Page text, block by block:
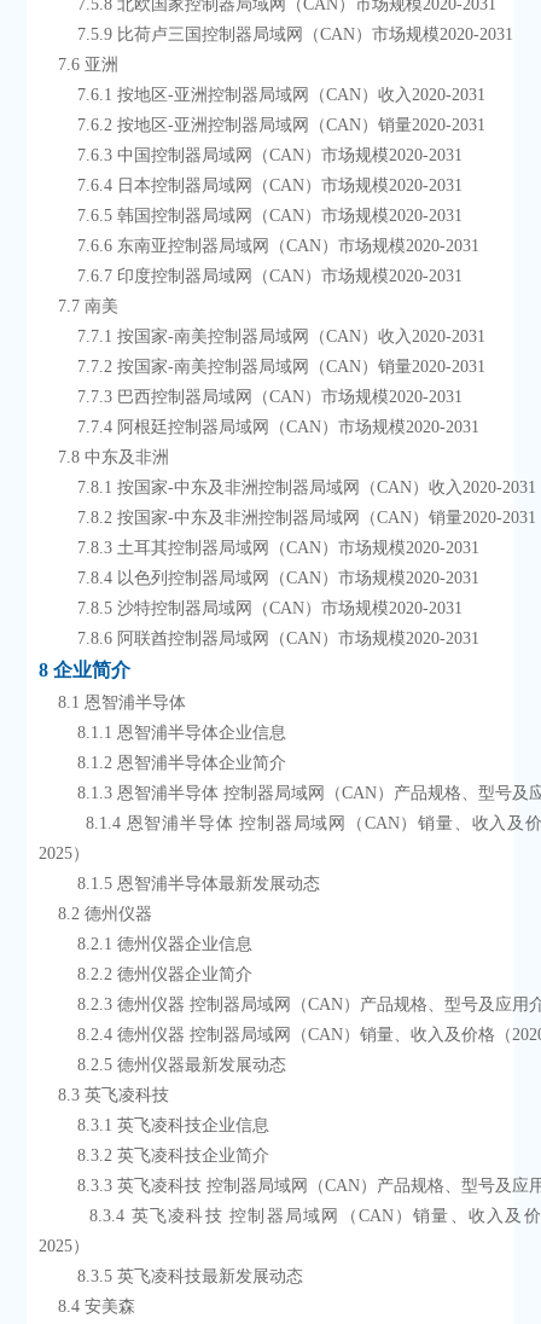
        7.5.8 北欧国家控制器局域网（CAN）市场规模2020-2031
        7.5.9 比荷卢三国控制器局域网（CAN）市场规模2020-2031
    7.6 亚洲
        7.6.1 按地区-亚洲控制器局域网（CAN）收入2020-2031
        7.6.2 按地区-亚洲控制器局域网（CAN）销量2020-2031
        7.6.3 中国控制器局域网（CAN）市场规模2020-2031
        7.6.4 日本控制器局域网（CAN）市场规模2020-2031
        7.6.5 韩国控制器局域网（CAN）市场规模2020-2031
        7.6.6 东南亚控制器局域网（CAN）市场规模2020-2031
        7.6.7 印度控制器局域网（CAN）市场规模2020-2031
    7.7 南美
        7.7.1 按国家-南美控制器局域网（CAN）收入2020-2031
        7.7.2 按国家-南美控制器局域网（CAN）销量2020-2031
        7.7.3 巴西控制器局域网（CAN）市场规模2020-2031
        7.7.4 阿根廷控制器局域网（CAN）市场规模2020-2031
    7.8 中东及非洲
        7.8.1 按国家-中东及非洲控制器局域网（CAN）收入2020-2031
        7.8.2 按国家-中东及非洲控制器局域网（CAN）销量2020-2031
        7.8.3 土耳其控制器局域网（CAN）市场规模2020-2031
        7.8.4 以色列控制器局域网（CAN）市场规模2020-2031
        7.8.5 沙特控制器局域网（CAN）市场规模2020-2031
        7.8.6 阿联酋控制器局域网（CAN）市场规模2020-2031
8 企业简介
    8.1 恩智浦半导体
        8.1.1 恩智浦半导体企业信息
        8.1.2 恩智浦半导体企业简介
8.1.3 恩智浦半导体 控制器局域网（CAN）产品规格、型号
2025）
        8.1.5 恩智浦半导体最新发展动态
    8.2 德州仪器
        8.2.1 德州仪器企业信息
        8.2.2 德州仪器企业简介
8.2.3 德州仪器 控制器局域网（CAN）产品规格、型号及应用
8.2.4 德州仪器 控制器局域网（CAN）销量、收入及价格（
        8.2.5 德州仪器最新发展动态
    8.3 英飞凌科技
        8.3.1 英飞凌科技企业信息
        8.3.2 英飞凌科技企业简介
8.3.3 英飞凌科技 控制器局域网（CAN）产品规格、型号及应
        8.3.4 英飞凌科技 控制器局域网（CAN）销量、收入及价格（2020-
2025）
        8.3.5 英飞凌科技最新发展动态
    8.4 安美森